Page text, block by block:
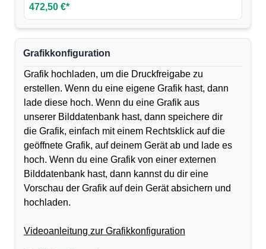
472,50 €*
Grafikkonfiguration
Grafik hochladen, um die Druckfreigabe zu
erstellen. Wenn du eine eigene Grafik hast, dann
lade diese hoch. Wenn du eine Grafik aus
unserer Bilddatenbank hast, dann speichere dir
die Grafik, einfach mit einem Rechtsklick auf die
geöffnete Grafik, auf deinem Gerät ab und lade es
hoch. Wenn du eine Grafik von einer externen
Bilddatenbank hast, dann kannst du dir eine
Vorschau der Grafik auf dein Gerät absichern und
hochladen.
Videoanleitung zur Grafikkonfiguration